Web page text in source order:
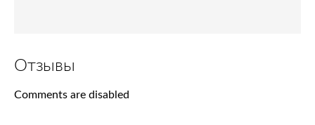
Отзывы
Comments are disabled